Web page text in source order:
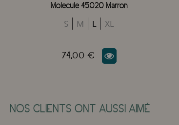
Molecule 45020 Marron
S M L XL
74,00 €
NOS CLIENTS ONT AUSSI AIMÉ